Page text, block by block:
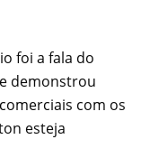
foi a fala do
demonstrou
com os
esteja